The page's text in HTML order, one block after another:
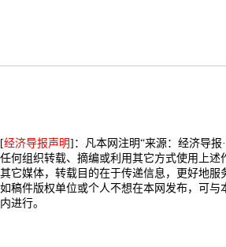
[经济导报声明]：凡本网注明“来源：经济导报
任何组织转载、摘编或利用其它方式使用上
其它媒体，转载目的在于传递信息，更好地
如稿件版权单位或个人不想在本网发布，可
内进行。